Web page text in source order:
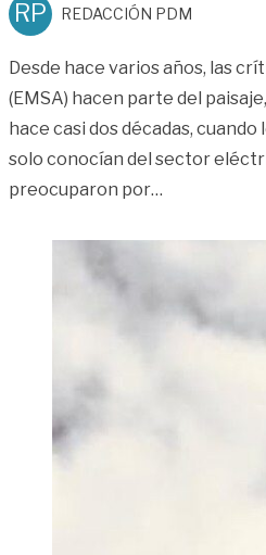
RP REDACCIÓN PDM
Desde hace varios años, las
(EMSA) hacen parte del
hace casi dos décadas,
solo conocían del sector
preocuparon por…